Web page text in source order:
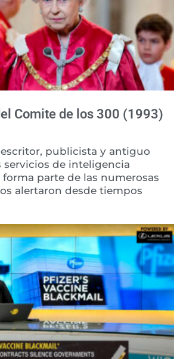
Comite de los 300 (1993)
escritor, publicista y antiguo
servicios de inteligencia
parte de las numerosas
alertaron desde tiempos